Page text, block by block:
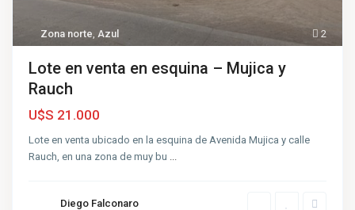
2
Zona norte Azul
Lote en venta en esquina – Mujica y
Rauch
U$S 21.000
Lote en venta ubicado en la esquina de Avenida Mujica y calle
Rauch, en una zona de muy bu
Diego Falconaro